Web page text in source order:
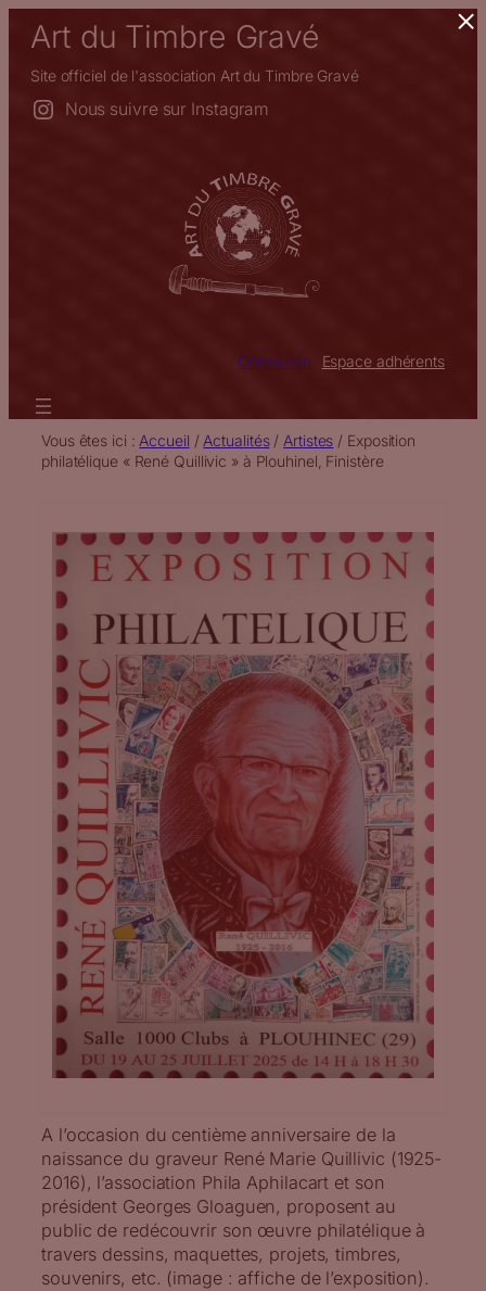
Aller
contenu
Art du Timbre Gravé
Site officiel de l'association Art du Timbre Gravé
Nous suivre sur Instagram
Connexion Espace adhérents
Vous êtes ici : Accueil / Actualités/ Artistes / Exposition
philatélique « René Quillivic » à Plouhinel, Finistère
A l’occasion du centième anniversaire de la
naissance du graveur René Marie Quillivic (1925-
2016), l’association Phila Aphilacart et son
président Georges Gloaguen, proposent au
public de redécouvrir son œuvre philatélique à
travers dessins, maquettes, projets, timbres,
souvenirs, etc. (image : affiche de l’exposition).
×